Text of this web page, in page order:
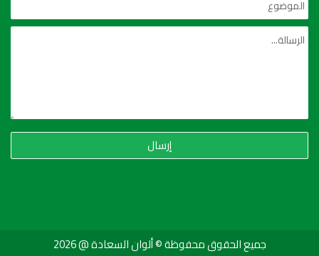
إرسال
جميع الحقوق محفوظة © ألوان السعادة @ 2026